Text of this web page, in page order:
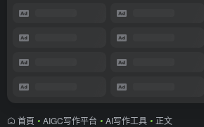
首頁 • AIGC写作平台 • AI写作工具 • 正文